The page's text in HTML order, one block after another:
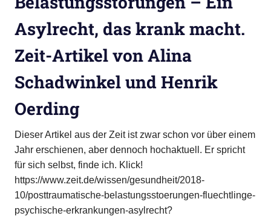
Asylrecht, das krank macht.
Zeit-Artikel von Alina
Schadwinkel und Henrik
Oerding
Dieser Artikel aus der Zeit ist zwar schon vor über einem
Jahr erschienen, aber dennoch hochaktuell. Er spricht
für sich selbst, finde ich. Klick!
https://www.zeit.de/wissen/gesundheit/2018-
10/posttraumatische-belastungsstoerungen-fluechtlinge-
psychische-erkrankungen-asylrecht?